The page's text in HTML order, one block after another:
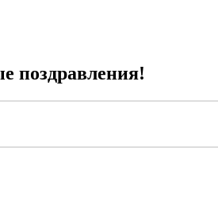
поздравления!